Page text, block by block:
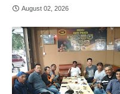
August 02, 2026